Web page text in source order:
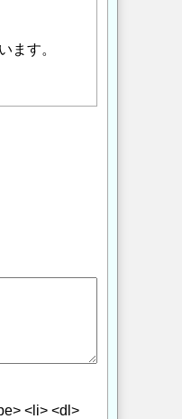
ます。
<li> <dl>